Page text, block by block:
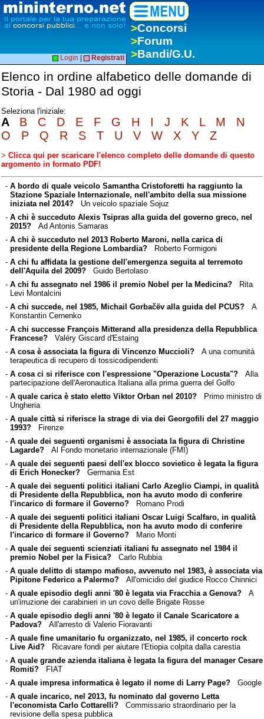
>Concorsi
>Forum
>Bandi/G.U.
Login Registrati
Elenco in ordine alfabetico delle domande di
Storia - Dal 1980 ad oggi
Seleziona l'iniziale:
A B C D E F G H I J K L M
N
O
P Q R S T U V W X Y Z
> Clicca qui per scaricare l'elenco completo delle domande di questo
argomento in formato PDF!
- A bordo di quale veicolo Samantha Cristoforetti ha raggiunto la
Stazione Spaziale Internazionale, nell'ambito della sua missione
iniziata nel 2014?Un veicolo spaziale Sojuz
- A chi è succeduto Alexis Tsipras alla guida del governo greco, nel
2015?Ad Antonis Samaras
- A chi è succeduto nel 2013 Roberto Maroni, nella carica di
presidente della Regione Lombardia?Roberto Formigoni
- A chi fu affidata la gestione dell'emergenza seguita al terremoto
dell'Aquila del 2009?Guido Bertolaso
- A chi fu assegnato nel 1986 il premio Nobel per la Medicina?Rita
Levi Montalcini
- A chi succede, nel 1985, Michail Gorbačëv alla guida del PCUS?A
Konstantin Cernenko
- A chi successe François Mitterand alla presidenza della Repubblica
Francese?Valéry Giscard d'Estaing
- A cosa è associata la figura di Vincenzo Muccioli?A una comunità
terapeutica di recupero di tossicodipendenti
- A cosa ci si riferisce con l'espressione "Operazione Locusta"?Alla
partecipazione dell'Aeronautica Italiana alla prima guerra del Golfo
- A quale carica è stato eletto Viktor Orban nel 2010?Primo ministro di
Ungheria
- A quale città si riferisce la strage di via dei Georgofili del 27 maggio
1993?Firenze
- A quale dei seguenti organismi è associata la figura di Christine
Lagarde?Al Fondo monetario internazionale (FMI)
- A quale dei seguenti paesi dell'ex blocco sovietico è legata la figura
di Erich Honecker?Germania Est
- A quale dei seguenti politici italiani Carlo Azeglio Ciampi, in qualità
di Presidente della Repubblica, non ha avuto modo di conferire
l'incarico di formare il Governo?Romano Prodi
- A quale dei seguenti politici italiani Oscar Luigi Scalfaro, in qualità
di Presidente della Repubblica, non ha avuto modo di conferire
l'incarico di formare il Governo?Mario Monti
- A quale dei seguenti scienziati italiani fu assegnato nel 1984 il
premio Nobel per la Fisica?Carlo Rubbia
- A quale delitto di stampo mafioso, avvenuto nel 1983, è associata via
Pipitone Federico a Palermo?All'omicidio del giudice Rocco Chinnici
- A quale episodio degli anni '80 è legata via Fracchia a Genova?A
un'irruzione dei carabinieri in un covo delle Brigate Rosse
- A quale episodio degli anni '80 è legato il Canale Scaricatore a
Padova?All'arresto di Valerio Fioravanti
- A quale fine umanitario fu organizzato, nel 1985, il concerto rock
Live Aid?Ricavare fondi per aiutare l'Etiopia colpita dalla carestia
- A quale grande azienda italiana è legata la figura del manager Cesare
Romiti?FIAT
- A quale impresa informatica è legato il nome di Larry Page?Google
- A quale incarico, nel 2013, fu nominato dal governo Letta
l'economista Carlo Cottarelli?Commissario straordinario per la
revisione della spesa pubblica